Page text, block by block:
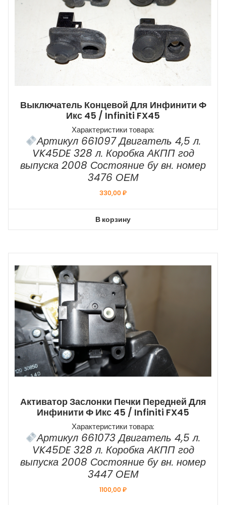
Выключатель Концевой Для Инфинити Ф
Икс 45 / Infiniti FX45
Характеристики товара:
Артикул 661097 Двигатель 4,5 л.
VK45DE 328 л. Коробка АКПП год
выпуска 2008 Состояние бу вн. номер
3476 ОЕМ
330,00₽
В корзину
Активатор Заслонки Печки Передней Для
Инфинити Ф Икс 45 / Infiniti FX45
Характеристики товара:
Артикул 661073 Двигатель 4,5 л.
VK45DE 328 л. Коробка АКПП год
выпуска 2008 Состояние бу вн. номер
3447 ОЕМ
1100,00₽